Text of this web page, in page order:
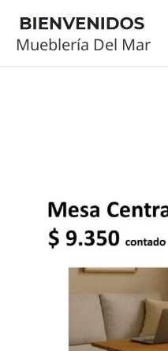
contenido
Mueblería Del Mar